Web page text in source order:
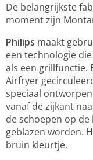
De belangrijkste
moment zijn
Philips maakt
een technologie
als een grillfunctie.
Airfryer
speciaal
vanaf de zijkant
de schoepen op
geblazen worden.
bruin kleurtje.